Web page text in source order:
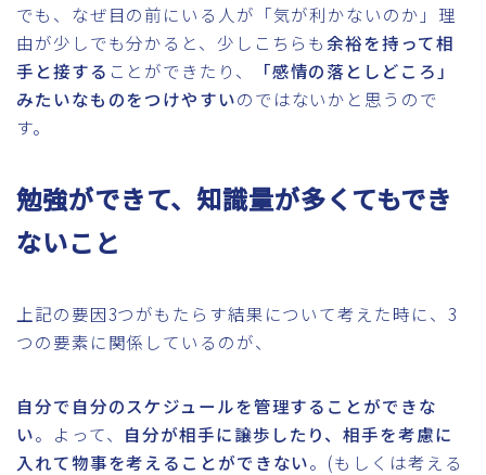
でも、なぜ目の前にいる人が「気が利かないのか」理
由が少しでも分かると、少しこちらも余裕を持って相
手と接する ことができたり、
「感情の落としどころ」
みたいなものをつけやすいのではないかと思うので
す。
勉強ができて、知識量が多くてもでき
ないこと
上記の要因3つがもたらす結果について考えた時に、3
つの要素に関係しているのが、
自分で自分のスケジュールを管理することができな
い。よって、 自分が相手に譲歩したり、相手を考慮に
入れて物事を考えることができない。(もしくは考える